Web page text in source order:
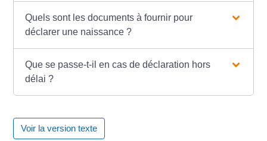
Quels sont les documents à fournir pour
déclarer une naissance ?
Que se passe-t-il en cas de déclaration hors
délai ?
Voir la version texte